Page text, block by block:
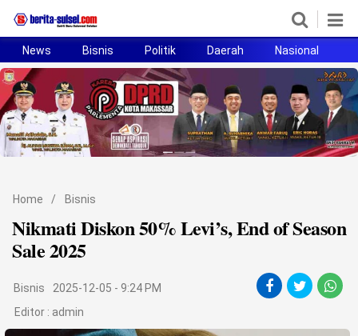
Home
News
Politik
Bisnis
Otomotif
Hukum
Sport
News Bisnis Politik Daerah Nasional
Home / Bisnis
Nikmati Diskon 50% Levi’s, End of Season
Sale 2025
Bisnis
2025-12-05 - 9:24 PM
Editor : admin